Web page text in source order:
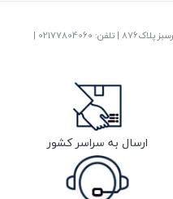
آدرس: تهران نارمک خیابان آیت بالاتر از چهارراه سرسبز پلاک876 | تلفن: ‎02177804060 |
ارسال به سراسر کشور